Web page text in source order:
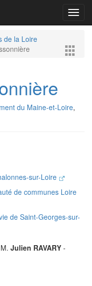
de la Loire
du Maine-et-Loire,
sur-Loire
de communes Loire
de Saint-Georges-sur-
Julien RAVARY -